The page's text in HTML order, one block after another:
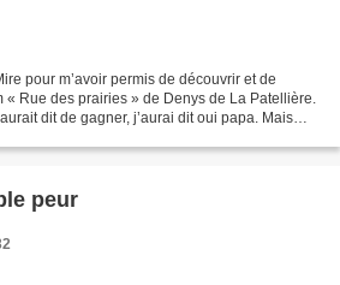
pour m’avoir permis de découvrir et de
Rue des prairies » de Denys de La Patellière.
dit de gagner, j’aurai dit oui papa. Mais
peur